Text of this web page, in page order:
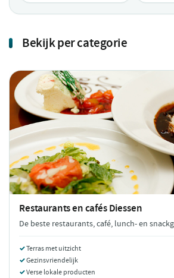
Bekijk per categorie
Restaurants en cafésDiessen
De beste restaurants, café, lunch- en
Terras met uitzicht
Gezinsvriendelijk
Verse lokale producten